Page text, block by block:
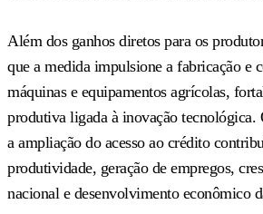
Além dos ganhos diretos para os
que a medida impulsione a fabricação e
máquinas e equipamentos agrícolas,
produtiva ligada à inovação tecnológica.
a ampliação do acesso ao crédito
produtividade, geração de empregos,
nacional e desenvolvimento econômico